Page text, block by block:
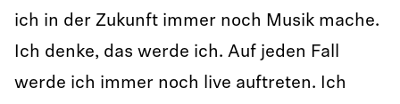
ich in der Zukunft immer noch Musik mache.
Ich denke, das werde ich. Auf jeden Fall
werde ich immer noch live auftreten. Ich